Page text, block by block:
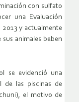
con sulfato
una Evaluación
y actualmente
animales beben
se evidenció una
de las piscinas de
el motivo de